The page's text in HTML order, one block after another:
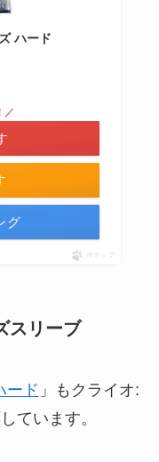
ハード
／
グ
ポチップ
スリーブ
ード 」もクライオ:
ています。